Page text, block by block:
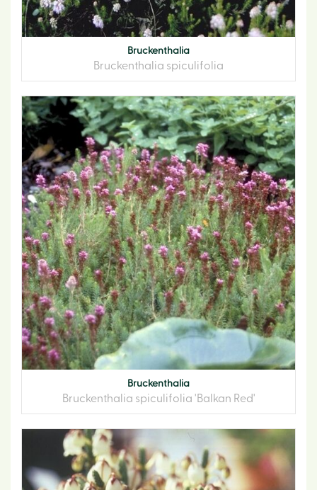
Bruckenthalia
Bruckenthalia spiculifolia
Bruckenthalia
Bruckenthalia spiculifolia 'Balkan Red'